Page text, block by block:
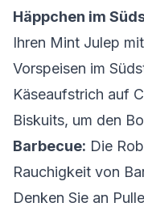
Häppchen im
Ihren Mint Julep
Vorspeisen im
Käseaufstrich auf
Biskuits, um den
Barbecue: Die
Rauchigkeit von
Denken Sie an